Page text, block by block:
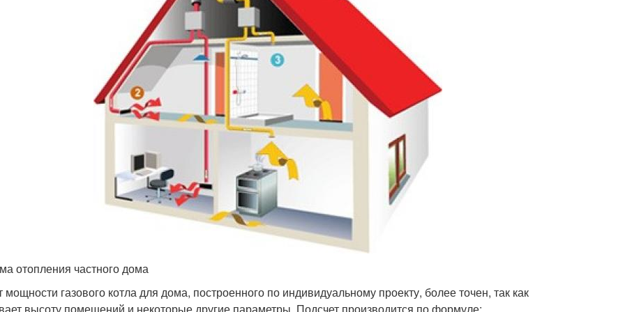
отопления частного дома
мощности газового котла для дома, построенного по индивидуальному проекту, более точен, так как